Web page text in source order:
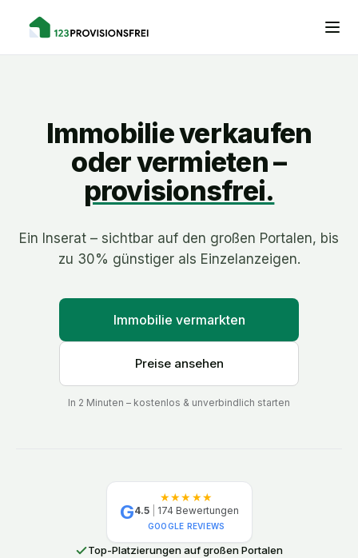
Immobilie verkaufen
oder vermieten –
provisionsfrei.
Ein Inserat – sichtbar auf den großen Portalen, bis
zu 30% günstiger als Einzelanzeigen.
Immobilie vermarkten
Preise ansehen
In 2 Minuten – kostenlos & unverbindlich starten
G
★★★★★
4.5 174 Bewertungen
GOOGLE REVIEWS
Top-Platzierungen auf großen Portalen